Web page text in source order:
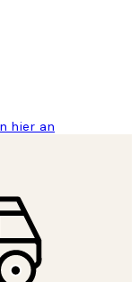
hier an